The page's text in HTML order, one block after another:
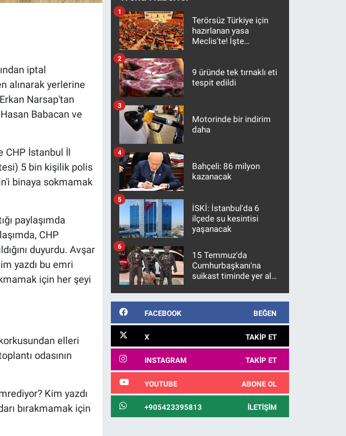
iptal
alınarak yerlerine
Narsap'tan
Babacan ve
CHP İstanbul İl
5 bin kişilik polis
binaya sokmamak
paylaşımda
CHP
duyurdu. Avşar
yazdı bu emri
için her şeyi
elleri
odasının
Kim yazdı
bırakmamak için
Terörsüz Türkiye için
hazırlanan yasa
Meclis'te! İşte
1
9 üründe tek tırnaklı eti
tespit edildi
2
Motorinde bir indirim
daha
3
Bahçeli: 86 milyon
kazanacak
4
İSKİ: İstanbul'da 6
ilçede su kesintisi
yaşanacak
5
15 Temmuz'da
Cumhurbaşkanı'na
suikast timinde yer alan
10 yıl sonra yakalandı
6
FACEBOOK BEĞEN
X TAKIP ET
INSTAGRAM TAKIP ET
YOUTUBE ABONE OL
+905423395813 İLETIŞIM